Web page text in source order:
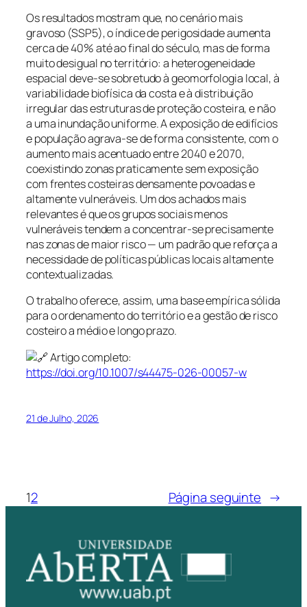
Os resultados mostram que, no cenário mais
gravoso (SSP5), o índice de perigosidade aumenta
cerca de 40% até ao final do século, mas de forma
muito desigual no território: a heterogeneidade
espacial deve-se sobretudo à geomorfologia local, à
variabilidade biofísica da costa e à distribuição
irregular das estruturas de proteção costeira, e não
a uma inundação uniforme. A exposição de edifícios
e população agrava-se de forma consistente, com o
aumento mais acentuado entre 2040 e 2070,
coexistindo zonas praticamente sem exposição
com frentes costeiras densamente povoadas e
altamente vulneráveis. Um dos achados mais
relevantes é que os grupos sociais menos
vulneráveis tendem a concentrar-se precisamente
nas zonas de maior risco — um padrão que reforça a
necessidade de políticas públicas locais altamente
contextualizadas.
O trabalho oferece, assim, uma base empírica sólida
para o ordenamento do território e a gestão de risco
costeiro a médio e longo prazo.
Artigo completo:
https://doi.org/10.1007/s44475-026-00057-w
21 de Julho, 2026
12 Página seguinte →